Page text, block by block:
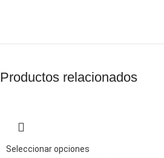
Productos relacionados
Seleccionar opciones